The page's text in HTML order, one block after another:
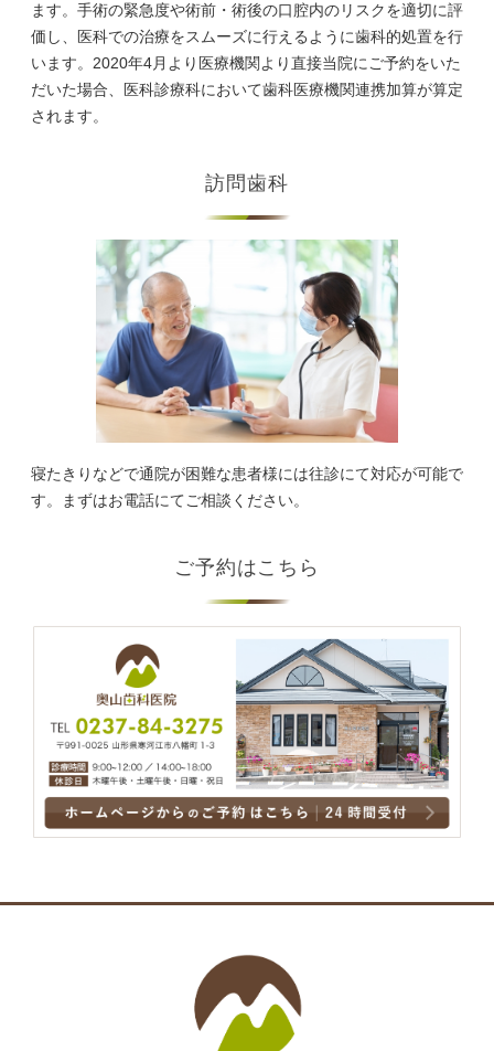
ます。手術の緊急度や術前・術後の口腔内のリスクを適切に評
価し、医科での治療をスムーズに行えるように歯科的処置を行
います。2020年4月より医療機関より直接当院にご予約をいた
だいた場合、医科診療科において歯科医療機関連携加算が算定
されます。
訪問歯科
寝たきりなどで通院が困難な患者様には往診にて対応が可能で
す。まずはお電話にてご相談ください。
ご予約はこちら